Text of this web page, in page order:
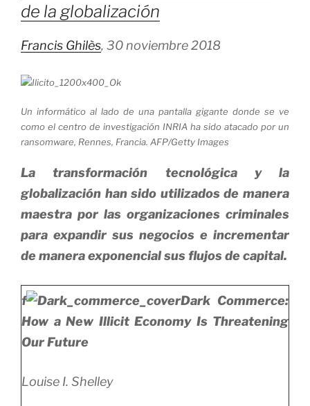
de la globalización
Francis Ghilès, 30 noviembre 2018
Un informático al lado de una pantalla gigante donde se ve
como el centro de investigación INRIA ha sido atacado por un
ransomware, Rennes, Francia. AFP/Getty Images
La transformación tecnológica y la
globalización han sido utilizados de manera
maestra por las organizaciones criminales
para expandir sus negocios e incrementar
de manera exponencial sus flujos de capital.
f
Dark Commerce:
How a New Illicit Economy Is Threatening
Our Future
Louise I. Shelley